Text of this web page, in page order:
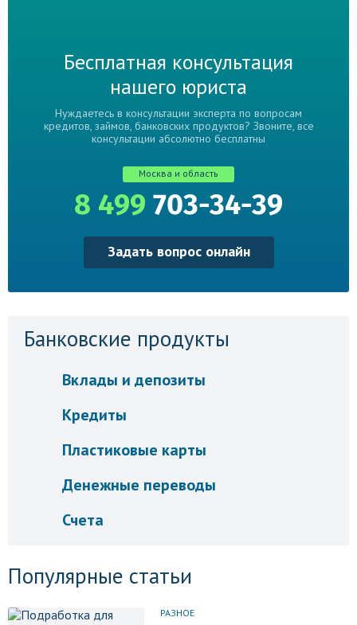
Бесплатная консультация
нашего юриста
Нуждаетесь в консультации эксперта по вопросам
кредитов, займов, банковских продуктов? Звоните, все
консультации абсолютно бесплатны
Москва и область
8 499 703-34-39
Задать вопрос онлайн
Банковские продукты
Вклады и депозиты
Кредиты
Пластиковые карты
Денежные переводы
Счета
Популярные статьи
РАЗНОЕ